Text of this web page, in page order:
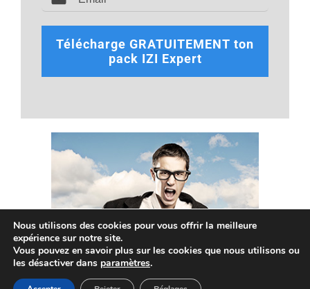
Télécharge GRATUITEMENT ton
pack IZI Expert
Nous utilisons des cookies pour vous offrir la meilleure
expérience sur notre site.
Vous pouvez en savoir plus sur les cookies que nous utilisons ou
les désactiver dans paramètres.